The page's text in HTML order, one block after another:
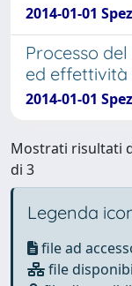
2014-01-01
Processo
ed
2014-01-01
Mostrati risultati
di 3
Legenda
file ad
file